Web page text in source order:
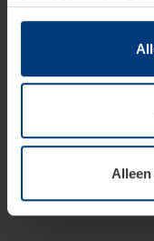
hun diensten
Juridisch hebben
van deze pagina's
soorten cookies is
toestemming kunt u
wijzigen of